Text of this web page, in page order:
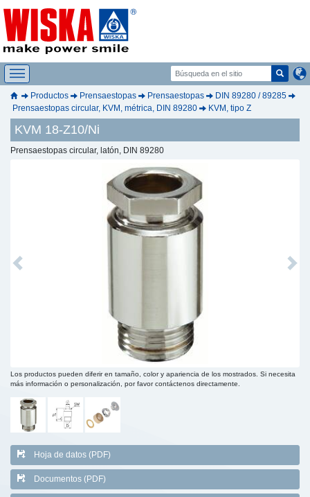
Productos Prensaestopas Prensaestopas
DIN 89280 / 89285
Prensaestopas circular, KVM, métrica, DIN 89280
KVM, tipo Z
KVM 18-Z10/Ni
Prensaestopas circular, latón, DIN 89280
Previous Next
Los productos pueden diferir en tamaño, color y apariencia de los mostrados. Si necesita
más información o personalización, por favor contáctenos directamente.
Hoja de datos (PDF)
Documentos (PDF)